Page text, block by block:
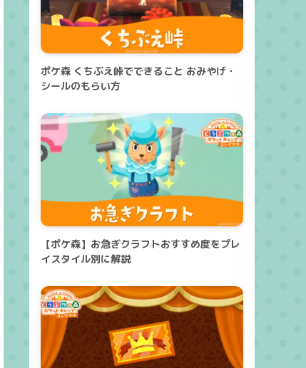
ポケ森 くちぶえ峠でできること おみやげ・
シールのもらい方
【ポケ森】お急ぎクラフトおすすめ度をプレ
イスタイル別に解説